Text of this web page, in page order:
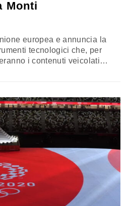
Monti
europea e annuncia la
tecnologici che, per
i contenuti veicolati